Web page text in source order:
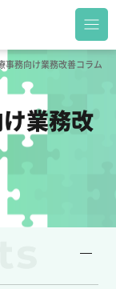
事務向け業務改善コラム
業務改